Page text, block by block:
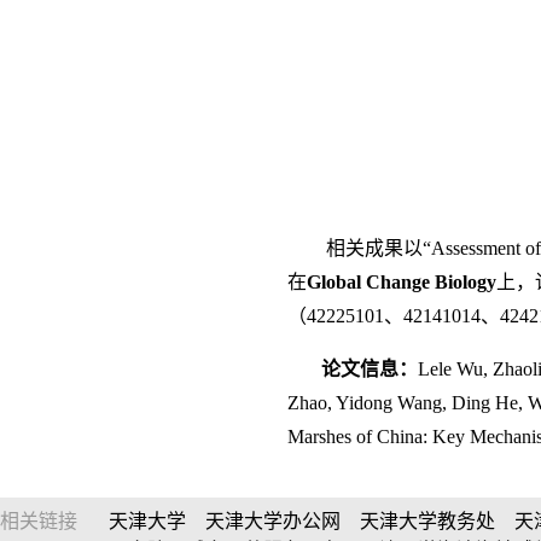
相关成果以“Assessment
在Global Change Biology 上
（42225101、42141014、
论文信息： Lele Wu,
Zhao, Yidong Wang, Ding He,
Marshes of China: Key
相关链接 天津大学 天津大学办公网 天津大学教务处
天